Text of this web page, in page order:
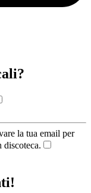
la tua email per
discoteca.